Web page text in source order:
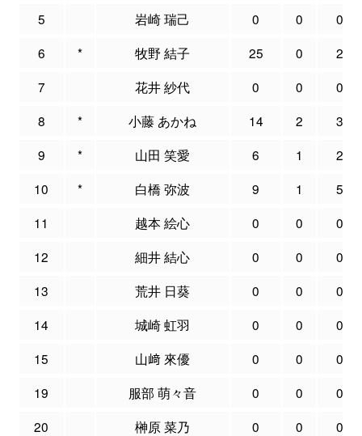
5
岩崎 瑞己 0 0
0
6
* 牧野 結子 25 0
2
7
花井 紗代 0 0
0
8
* 小藤 あかね 14 2
3
9
* 山田 笑愛 6 1
2
10
* 白橋 弥波 9 1
5
11
越本 絵心 0 0
0
12
細井 結心 0 0
0
13
荒井 日葵 0 0
0
14
城崎 虹羽 0 0
0
15
山﨑 來優 0 0
0
19
服部 萌々音 0 0
0
20
榊原 菜乃 0 0
0